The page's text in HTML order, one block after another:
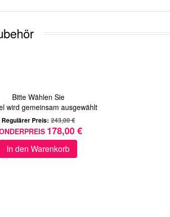
Bitte Wählen Sie
wird gemeinsam ausgewählt
Regulärer Preis: 243,00 €
178,00 €
In den Warenkorb